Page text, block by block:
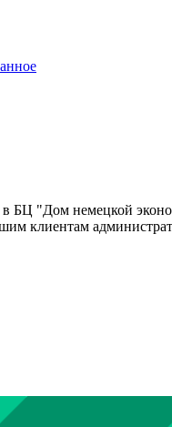
БЦ "Дом немецкой
клиентам